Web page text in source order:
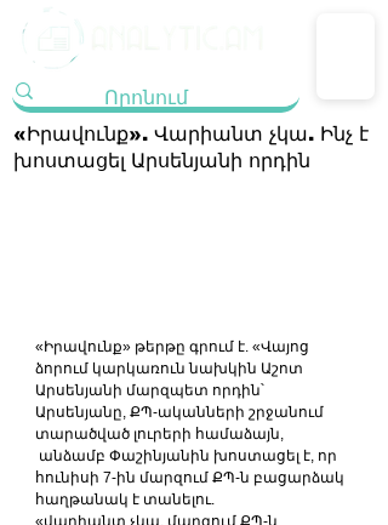
«Իրավունք». Վարիանտ չկա. Ինչ է
խոստացել Արսենյանի որդին
«Իրավունք» թերթը գրում է. «Վայոց
ձորում կարկառուն նախկին Աշոտ
Արսենյանի մարզպետ որդին՝
Արսենյանը, ՔՊ-ականների շրջանում
տարածված լուրերի համաձայն,
անձամբ Փաշինյանին խոստացել է, որ
հունիսի 7-ին մարզում ՔՊ-ն բացարձակ
հաղթանակ է տանելու.